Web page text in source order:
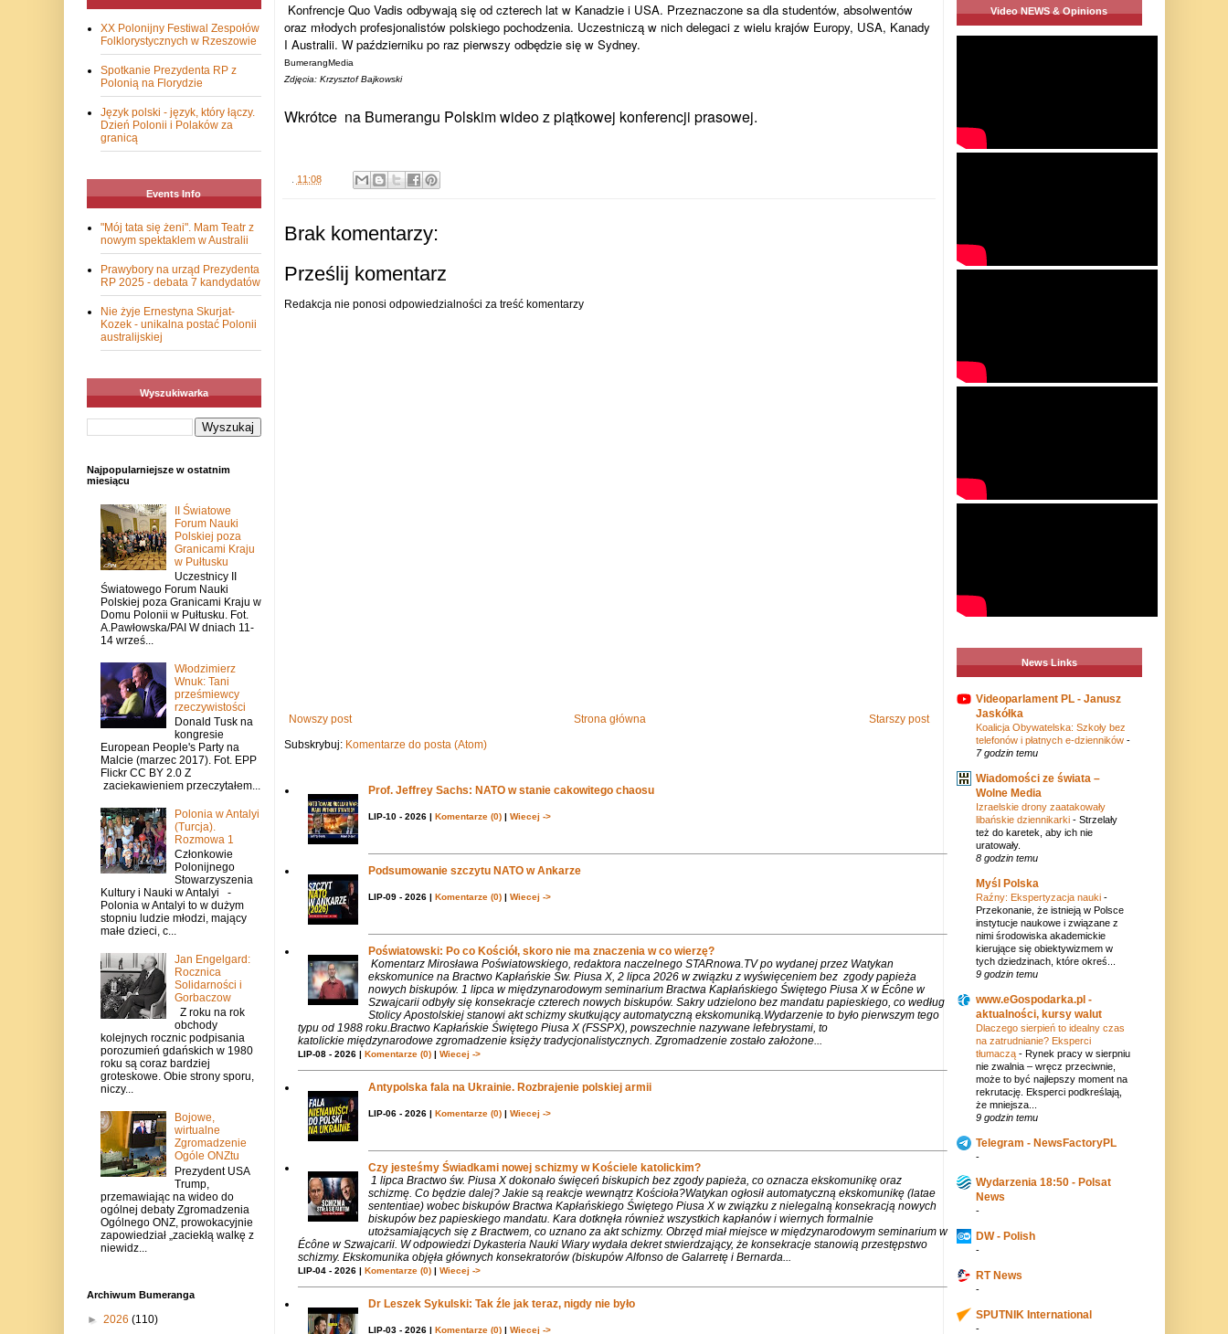
Konfrencje Quo Vadis odbywają się od czterech lat w Kanadzie i USA. Przeznaczone sa dla studentów, absolwentów
oraz młodych profesjonalistów polskiego pochodzenia. Uczestniczą w nich delegaci z wielu krajów Europy, USA, Kanady
I Australii. W październiku po raz pierwszy odbędzie się w Sydney.
BumerangMedia
Zdjęcia: Krzysztof Bajkowski
Wkrótce na Bumerangu Polskim wideo z piątkowej konferencji prasowej.
11:08
Brak komentarzy:
Prześlij komentarz
Redakcja nie ponosi odpowiedzialności za treść komentarzy
Nowszy post Starszy post
Strona główna
Subskrybuj: Komentarze do posta (Atom)
Prof. Jeffrey Sachs: NATO w stanie cakowitego chaosu
LIP-10 - 2026 | Komentarze (0)| Wiecej ->
Podsumowanie szczytu NATO w Ankarze
LIP-09 - 2026 | Komentarze (0)| Wiecej ->
Poświatowski: Po co Kościół, skoro nie ma znaczenia w co wierzę?
Komentarz Mirosława Poświatowskiego, redaktora naczelnego STARnowa.TV po wydanej przez Watykan
ekskomunice na Bractwo Kapłańskie Św. Piusa X, 2 lipca 2026 w związku z wyświęceniem bez zgody papieża
nowych biskupów. 1 lipca w międzynarodowym seminarium Bractwa Kapłańskiego Świętego Piusa X w Écône w
Szwajcarii odbyły się konsekracje czterech nowych biskupów. Sakry udzielono bez mandatu papieskiego, co według
Stolicy Apostolskiej stanowi akt schizmy skutkujący automatyczną ekskomuniką.Wydarzenie to było pierwszym tego
typu od 1988 roku.Bractwo Kapłańskie Świętego Piusa X (FSSPX), powszechnie nazywane lefebrystami, to
katolickie międzynarodowe zgromadzenie księży tradycjonalistycznych. Zgromadzenie zostało założone...
LIP-08 - 2026 | Komentarze (0)| Wiecej ->
Antypolska fala na Ukrainie. Rozbrajenie polskiej armii
LIP-06 - 2026 | Komentarze (0)| Wiecej ->
Czy jesteśmy Świadkami nowej schizmy w Kościele katolickim?
1 lipca Bractwo św. Piusa X dokonało święceń biskupich bez zgody papieża, co oznacza ekskomunikę oraz
schizmę. Co będzie dalej? Jakie są reakcje wewnątrz Kościoła?Watykan ogłosił automatyczną ekskomunikę (latae
sententiae) wobec biskupów Bractwa Kapłańskiego Świętego Piusa X w związku z nielegalną konsekracją nowych
biskupów bez papieskiego mandatu. Kara dotknęła również wszystkich kapłanów i wiernych formalnie
utożsamiających się z Bractwem, co uznano za akt schizmy. Obrzęd miał miejsce w międzynarodowym seminarium w
Écône w Szwajcarii. W odpowiedzi Dykasteria Nauki Wiary wydała dekret stwierdzający, że konsekracje stanowią przestępstwo
schizmy. Ekskomunika objęła głównych konsekratorów (biskupów Alfonso de Galarretę i Bernarda...
LIP-04 - 2026 | Komentarze (0)| Wiecej ->
Dr Leszek Sykulski: Tak źle jak teraz, nigdy nie było
LIP-03 - 2026 | Komentarze (0)| Wiecej ->
XX Polonijny Festiwal Zespołów
Folklorystycznych w Rzeszowie
Spotkanie Prezydenta RP z
Polonią na Florydzie
Język polski - język, który łączy.
Dzień Polonii i Polaków za
granicą
Events Info
"Mój tata się żeni". Mam Teatr z
nowym spektaklem w Australii
Prawybory na urząd Prezydenta
RP 2025 - debata 7 kandydatów
Nie żyje Ernestyna Skurjat-
Kozek - unikalna postać Polonii
australijskiej
Wyszukiwarka
Najpopularniejsze w ostatnim
miesiącu
II Światowe
Forum Nauki
Polskiej poza
Granicami Kraju
w Pułtusku
Uczestnicy II
Światowego Forum Nauki
Polskiej poza Granicami Kraju w
Domu Polonii w Pułtusku. Fot.
A.Pawłowska/PAI W dniach 11-
14 wrześ...
Włodzimierz
Wnuk: Tani
prześmiewcy
rzeczywistości
Donald Tusk na
kongresie
European People's Party na
Malcie (marzec 2017). Fot. EPP
Flickr CC BY 2.0 Z
zaciekawieniem przeczytałem...
Polonia w Antalyi
(Turcja).
Rozmowa 1
Członkowie
Polonijnego
Stowarzyszenia
Kultury i Nauki w Antalyi -
Polonia w Antalyi to w dużym
stopniu ludzie młodzi, mający
małe dzieci, c...
Jan Engelgard:
Rocznica
Solidarności i
Gorbaczow
Z roku na rok
obchody
kolejnych rocznic podpisania
porozumień gdańskich w 1980
roku są coraz bardziej
groteskowe. Obie strony sporu,
niczy...
Bojowe,
wirtualne
Zgromadzenie
Ogóle ONZtu
Prezydent USA
Trump,
przemawiając na wideo do
ogólnej debaty Zgromadzenia
Ogólnego ONZ, prowokacyjnie
zapowiedział „zaciekłą walkę z
niewidz...
Archiwum Bumeranga
► 2026 (110)
Video NEWS & Opinions
News Links
Videoparlament PL - Janusz
Jaskółka
Koalicja Obywatelska: Szkoły bez
telefonów i płatnych e-dzienników -
7 godzin temu
Wiadomości ze świata –
Wolne Media
Izraelskie drony zaatakowały
libańskie dziennikarki - Strzelały
też do karetek, aby ich nie
uratowały.
8 godzin temu
Myśl Polska
Raźny: Ekspertyzacja nauki -
Przekonanie, że istnieją w Polsce
instytucje naukowe i związane z
nimi środowiska akademickie
kierujące się obiektywizmem w
tych dziedzinach, które okreś...
9 godzin temu
www.eGospodarka.pl -
aktualności, kursy walut
Dlaczego sierpień to idealny czas
na zatrudnianie? Eksperci
tłumaczą - Rynek pracy w sierpniu
nie zwalnia – wręcz przeciwnie,
może to być najlepszy moment na
rekrutację. Eksperci podkreślają,
że mniejsza...
9 godzin temu
Telegram - NewsFactoryPL
-
Wydarzenia 18:50 - Polsat
News
-
DW - Polish
-
RT News
-
SPUTNIK International
-